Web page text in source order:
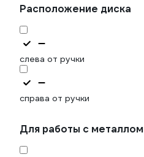
Расположение диска
слева от ручки
справа от ручки
Для работы с металлом